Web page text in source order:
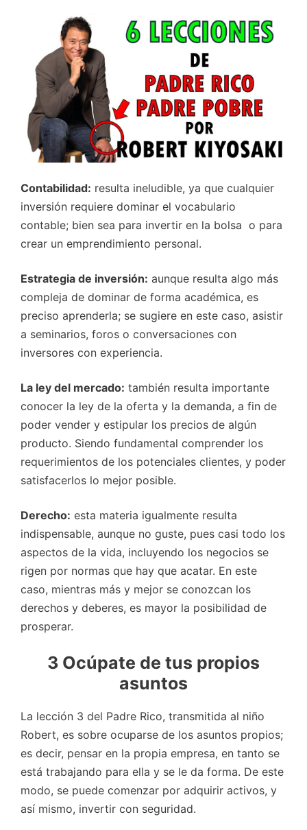
Contabilidad: resulta ineludible, ya que cualquier
inversión requiere dominar el vocabulario
contable; bien sea para invertir en la bolsa o para
crear un emprendimiento personal.
Estrategia de inversión: aunque resulta algo más
compleja de dominar de forma académica, es
preciso aprenderla; se sugiere en este caso, asistir
a seminarios, foros o conversaciones con
inversores con experiencia.
La ley del mercado: también resulta importante
conocer la ley de la oferta y la demanda, a fin de
poder vender y estipular los precios de algún
producto. Siendo fundamental comprender los
requerimientos de los potenciales clientes, y poder
satisfacerlos lo mejor posible.
Derecho: esta materia igualmente resulta
indispensable, aunque no guste, pues casi todo los
aspectos de la vida, incluyendo los negocios se
rigen por normas que hay que acatar. En este
caso, mientras más y mejor se conozcan los
derechos y deberes, es mayor la posibilidad de
prosperar.
3 Ocúpate de tus propios
asuntos
La lección 3 del Padre Rico, transmitida al niño
Robert, es sobre ocuparse de los asuntos propios;
es decir, pensar en la propia empresa, en tanto se
está trabajando para ella y se le da forma. De este
modo, se puede comenzar por adquirir activos, y
así mismo, invertir con seguridad.